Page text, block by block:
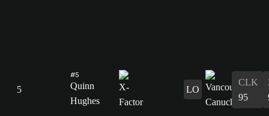
5
#5
Quinn
Hughes
LO
CLK
95